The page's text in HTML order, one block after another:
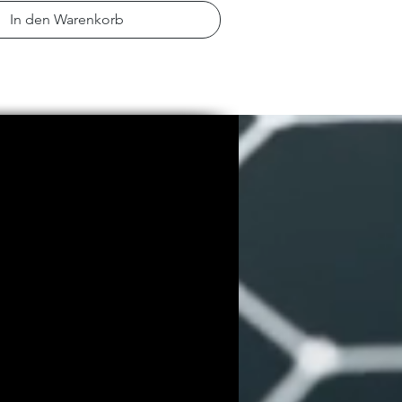
In den Warenkorb